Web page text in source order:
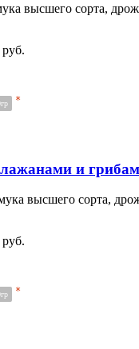
высшего сорта,
руб.
*
и
высшего сорта,
руб.
*